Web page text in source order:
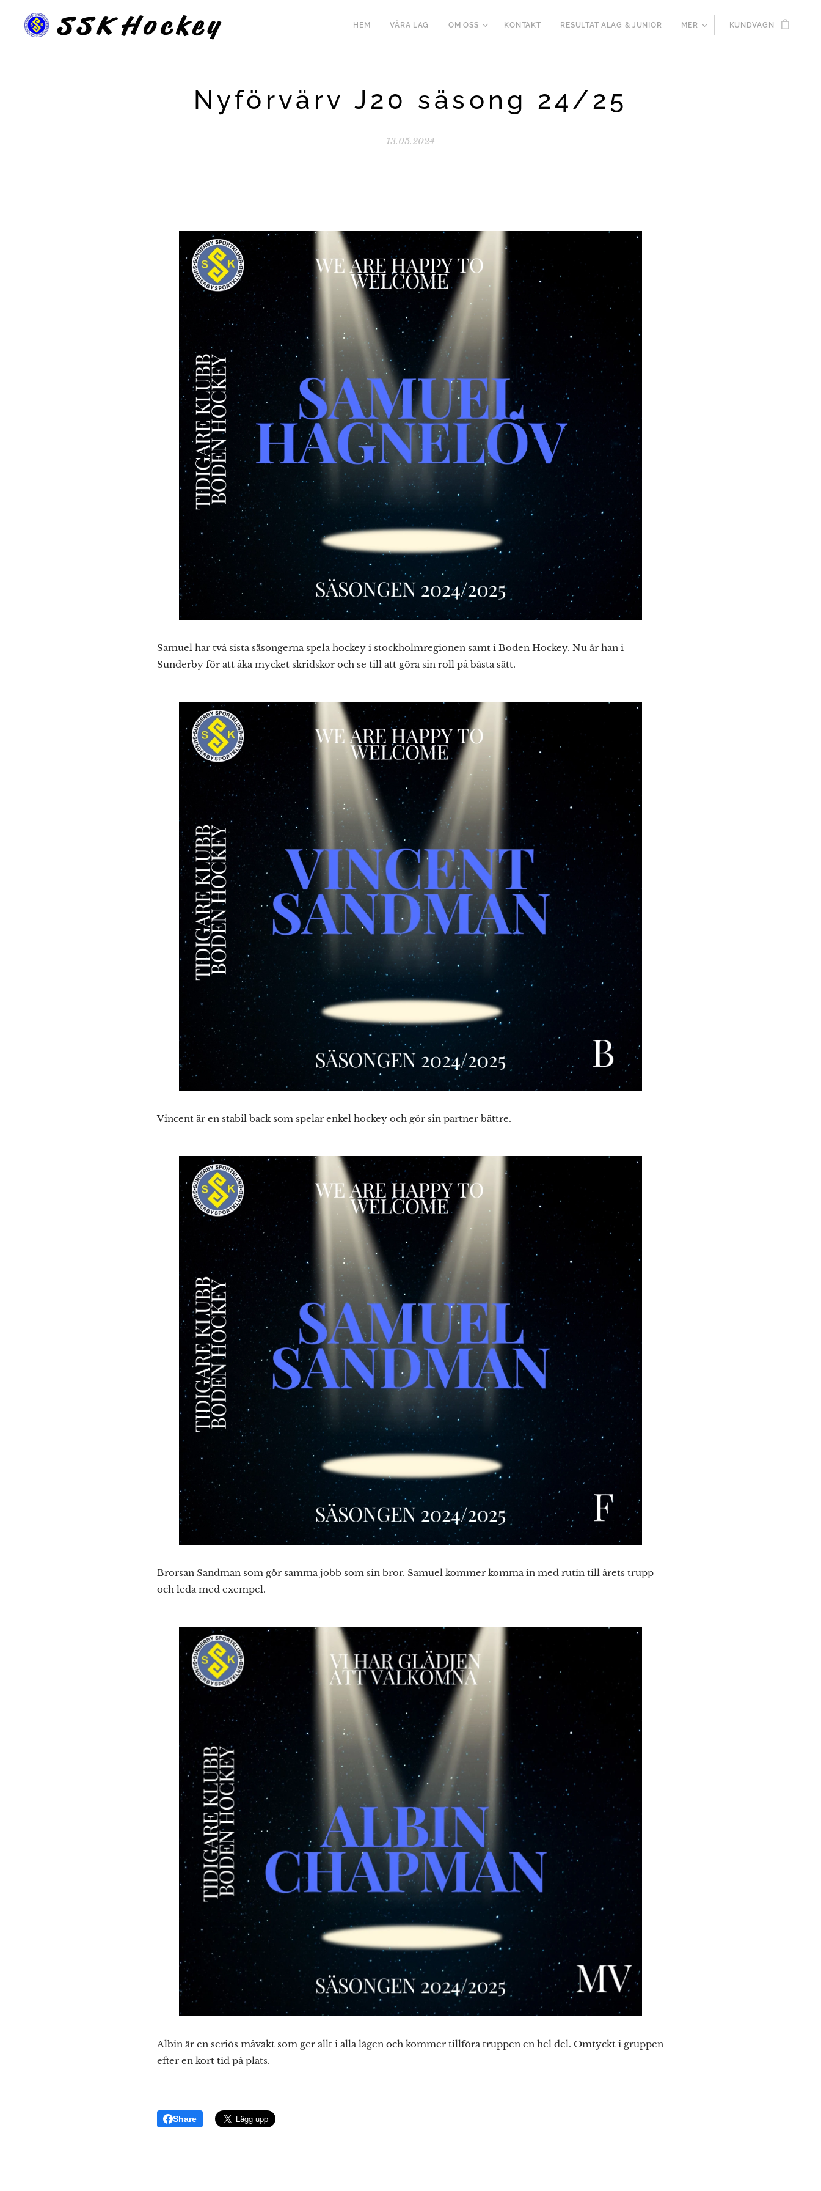
SSKHockey HEM VÅRA LAG OM OSS KONTAKT RESULTAT ALAG & JUNIOR MER KUNDVAGN
Nyförvärv J20 säsong 24/25
13.05.2024
Samuel har två sista säsongerna spela hockey i stockholmregionen samt i Boden Hockey. Nu är han i
Sunderby för att åka mycket skridskor och se till att göra sin roll på bästa sätt.
Vincent är en stabil back som spelar enkel hockey och gör sin partner bättre.
Brorsan Sandman som gör samma jobb som sin bror. Samuel kommer komma in med rutin till årets trupp
och leda med exempel.
Albin är en seriös måvakt som ger allt i alla lägen och kommer tillföra truppen en hel del. Omtyckt i gruppen
efter en kort tid på plats.
Share